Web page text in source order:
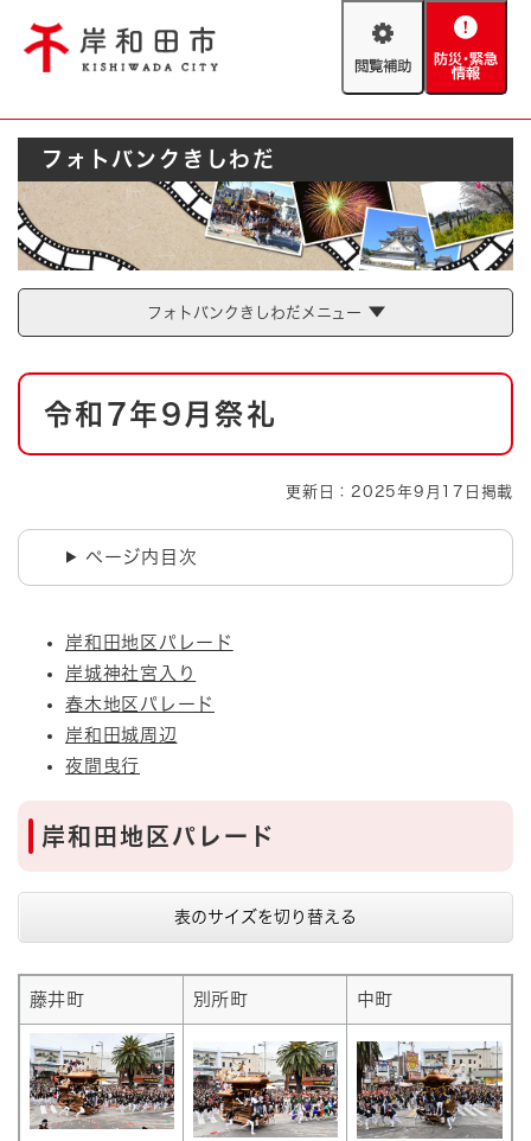
閲
助
防
緊
情
報
Foreign language
やさしい日本語
とじる
防災・緊急情報
ハザードマップ AED設置箇所
とじる
フォトバンクきしわだ
フォトバンクきしわだメニュー
本
令和7年9月祭礼
更新日：2025年9月17日掲載
ページ内目次
岸和田地区パレード
岸城神社宮入り
春木地区パレード
岸和田城周辺
夜間曳行
岸和田地区パレード
表のサイズを切り替える
藤井町 別所町 中町